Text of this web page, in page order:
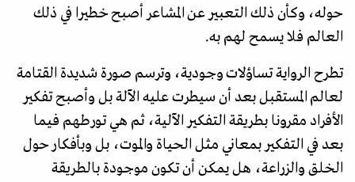
حوله، وكأن ذلك التعبير عن المشاعر أصبح خطيرا في ذلك
العالم فلا يسمح لهم به.
تطرح الرواية تساؤلات وجودية، وترسم صورة شديدة القتامة
لعالم المستقبل بعد أن سيطرت عليه الآلة بل وأصبح تفكير
الأفراد مقرونا بطريقة التفكير الآلية، ثم هي تورطهم فيما
بعد في التفكير بمعاني مثل الحياة والموت، بل وبأفكار حول
الخلق والزراعة، هل يمكن أن تكون موجودة بالطريقة